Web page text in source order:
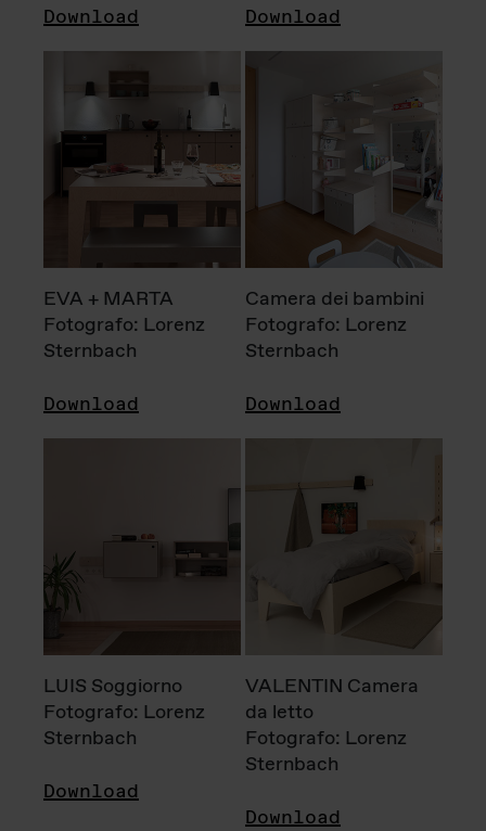
Download Download
EVA + MARTA
Fotografo: Lorenz
Sternbach
Download
Camera dei bambini
Fotografo: Lorenz
Sternbach
Download
LUIS Soggiorno
Fotografo: Lorenz
Sternbach
Download
VALENTIN Camera
da letto
Fotografo: Lorenz
Sternbach
Download